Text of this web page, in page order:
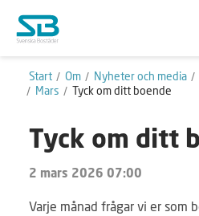
Start Om Nyheter och media
Mars
Tyck om ditt boende
Tyck om ditt
2 mars 2026 07:00
Varje månad frågar vi er som